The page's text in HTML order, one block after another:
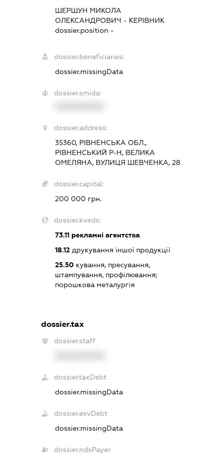
ШЕРШУН МИКОЛА
ОЛЕКСАНДРОВИЧ - КЕРІВНИК
dossier.position -
dossier.beneficiaries:
dossier.missingData
dossier.smida:
dossier.address:
35360, РІВНЕНСЬКА ОБЛ.,
РІВНЕНСЬКИЙ Р-Н, ВЕЛИКА
ОМЕЛЯНА, ВУЛИЦЯ ШЕВЧЕНКА, 28
dossier.capital:
200 000 грн.
dossier.kveds:
73.11рекламні агентства
18.12друкування іншої продукції
25.50кування, пресування,
штампування, профілювання;
порошкова металургія
dossier.tax
dossier.staff
dossier.taxDebt
dossier.missingData
dossier.esvDebt
dossier.missingData
dossier.ndsPayer